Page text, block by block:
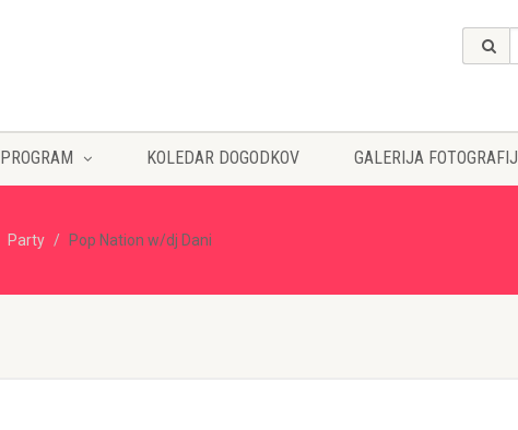
PROGRAM KOLEDAR DOGODKOV GALERIJA FOTOGRAFIJ
Party Pop Nation w/dj Dani